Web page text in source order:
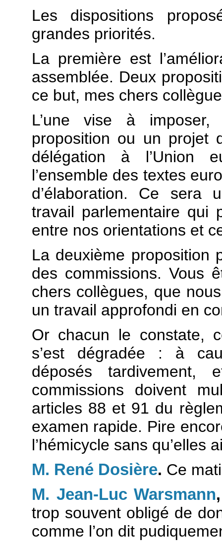
Les dispositions
grandes priorités.
La première est
assemblée. Deux
ce but, mes chers
L’une vise à
proposition ou un projet
délégation à l’Union
l’ensemble des textes
d’élaboration. Ce sera
travail parlementaire qui
entre nos orientations et
La deuxième proposition
des commissions. Vous
chers collègues, que
un travail approfondi en
Or chacun le constate,
s’est dégradée : à
déposés tardivement,
commissions doivent
articles 88 et 91 du
examen rapide. Pire
l’hémicycle sans qu’elles
M. René Dosière. Ce
M. Jean-Luc Warsmann
trop souvent obligé de
comme l’on dit